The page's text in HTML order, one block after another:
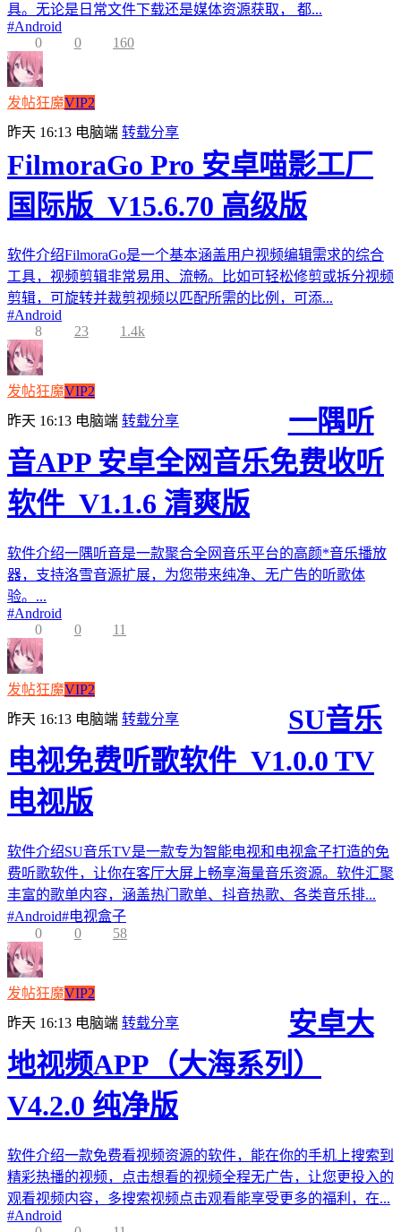
具。无论是日常文件下载还是媒体资源获取， 都...
#Android
0
0 160
发帖狂魔VIP2
昨天 16:13 电脑端 转载分享
FilmoraGo Pro 安卓喵影工厂
国际版_V15.6.70 高级版
软件介绍FilmoraGo是一个基本涵盖用户视频编辑需求的综合
工具，视频剪辑非常易用、流畅。比如可轻松修剪或拆分视频
剪辑，可旋转并裁剪视频以匹配所需的比例，可添...
#Android
8
23 1.4k
发帖狂魔VIP2
昨天 16:13 电脑端 转载分享
一隅听
音APP 安卓全网音乐免费收听
软件_V1.1.6 清爽版
软件介绍一隅听音是一款聚合全网音乐平台的高颜*音乐播放
器，支持洛雪音源扩展，为您带来纯净、无广告的听歌体
验。...
#Android
0
0 11
发帖狂魔VIP2
昨天 16:13 电脑端 转载分享
SU音乐
电视免费听歌软件_V1.0.0 TV
电视版
软件介绍SU音乐TV是一款专为智能电视和电视盒子打造的免
费听歌软件，让你在客厅大屏上畅享海量音乐资源。软件汇聚
丰富的歌单内容，涵盖热门歌单、抖音热歌、各类音乐排...
#Android#电视盒子
0
0 58
发帖狂魔VIP2
昨天 16:13 电脑端 转载分享
安卓大
地视频APP（大海系列）
V4.2.0 纯净版
软件介绍一款免费看视频资源的软件，能在你的手机上搜索到
精彩热播的视频，点击想看的视频全程无广告，让您更投入的
观看视频内容，多搜索视频点击观看能享受更多的福利，在...
#Android